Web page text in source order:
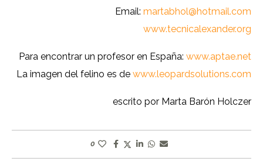
Email: martabhol@hotmail.com
www.tecnicalexander.org
Para encontrar un profesor en España: www.aptae.net
La imagen del felino es de www.leopardsolutions.com
escrito por Marta Barón Holczer
0